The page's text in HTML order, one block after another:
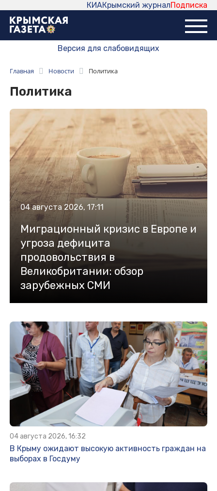
Подписка
Крымский журнал
КИА
Версия для слабовидящих
Главная Новости Политика
Политика
04 августа 2026, 17:11
Миграционный кризис в Европе и
угроза дефицита
продовольствия в
Великобритании: обзор
зарубежных СМИ
04 августа 2026, 16:32
В Крыму ожидают высокую активность граждан на
выборах в Госдуму